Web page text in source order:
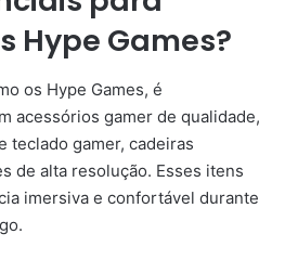
Hype Games?
os Hype Games, é
acessórios gamer de qualidade,
teclado gamer, cadeiras
de alta resolução. Esses itens
imersiva e confortável durante